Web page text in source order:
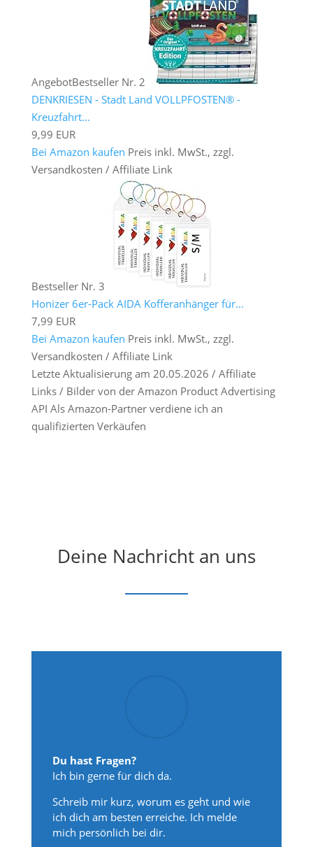
AngebotBestseller Nr. 2
DENKRIESEN - Stadt Land VOLLPFOSTEN® -
Kreuzfahrt...
9,99 EUR
Bei Amazon kaufen Preis inkl. MwSt., zzgl.
Versandkosten / Affiliate Link
Bestseller Nr. 3
Honizer 6er-Pack AIDA Kofferanhänger für...
7,99 EUR
Bei Amazon kaufen Preis inkl. MwSt., zzgl.
Versandkosten / Affiliate Link
Letzte Aktualisierung am 20.05.2026 / Affiliate
Links / Bilder von der Amazon Product Advertising
API Als Amazon-Partner verdiene ich an
qualifizierten Verkäufen
Deine Nachricht an uns
Du hast Fragen?
Ich bin gerne für dich da.
Schreib mir kurz, worum es geht und wie
ich dich am besten erreiche. Ich melde
mich persönlich bei dir.